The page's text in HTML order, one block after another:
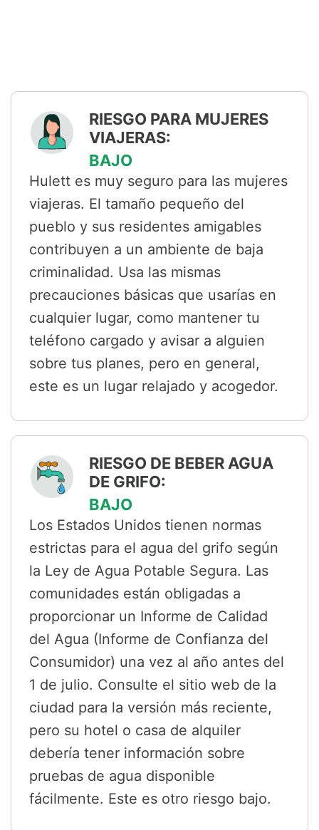
RIESGO PARA MUJERES
VIAJERAS:
BAJO
Hulett es muy seguro para las mujeres
viajeras. El tamaño pequeño del
pueblo y sus residentes amigables
contribuyen a un ambiente de baja
criminalidad. Usa las mismas
precauciones básicas que usarías en
cualquier lugar, como mantener tu
teléfono cargado y avisar a alguien
sobre tus planes, pero en general,
este es un lugar relajado y acogedor.
RIESGO DE BEBER AGUA
DE GRIFO:
BAJO
Los Estados Unidos tienen normas
estrictas para el agua del grifo según
la Ley de Agua Potable Segura. Las
comunidades están obligadas a
proporcionar un Informe de Calidad
del Agua (Informe de Confianza del
Consumidor) una vez al año antes del
1 de julio. Consulte el sitio web de la
ciudad para la versión más reciente,
pero su hotel o casa de alquiler
debería tener información sobre
pruebas de agua disponible
fácilmente. Este es otro riesgo bajo.